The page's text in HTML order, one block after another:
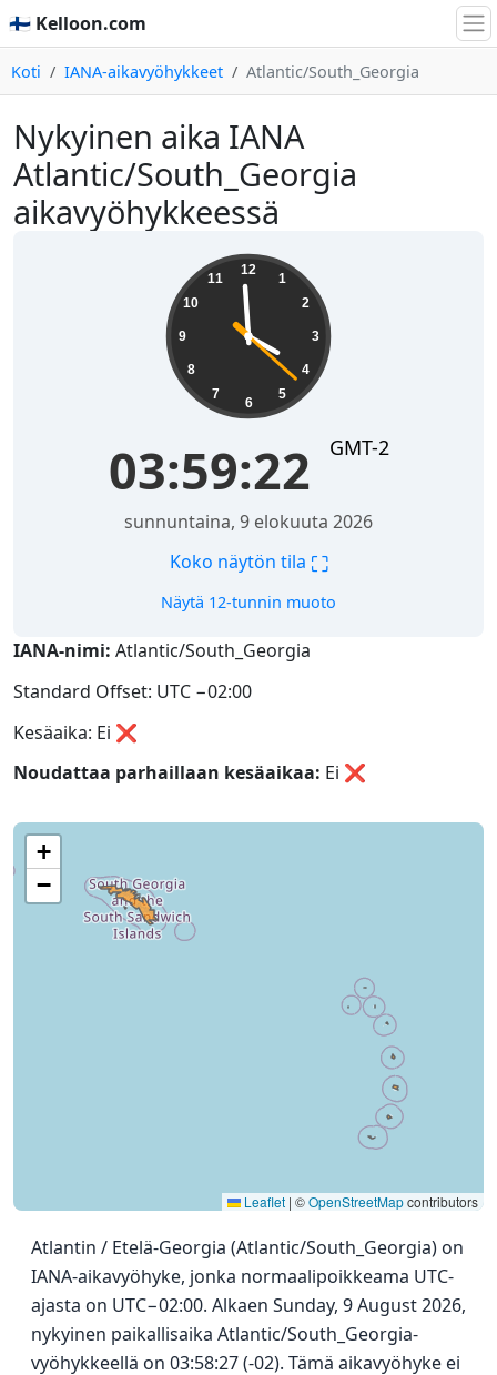
🇫🇮 Kelloon.com
Koti IANA-aikavyöhykkeet Atlantic/South_Georgia
Nykyinen aika IANA
Atlantic/South_Georgia
aikavyöhykkeessä
12
1
2
3
4
5
6
7
8
9
10
11
03:59:22 GMT-2
sunnuntaina, 9 elokuuta 2026
Koko näytön tila ⛶
Näytä 12-tunnin muoto
IANA-nimi: Atlantic/South_Georgia
Standard Offset: UTC −02:00
Kesäaika: Ei ❌
Noudattaa parhaillaan kesäaikaa: Ei ❌
+
−
Leaflet | ©OpenStreetMapcontributors
Atlantin / Etelä-Georgia (Atlantic/South_Georgia) on
IANA-aikavyöhyke, jonka normaalipoikkeama UTC-
ajasta on UTC−02:00. Alkaen Sunday, 9 August 2026,
nykyinen paikallisaika Atlantic/South_Georgia-
vyöhykkeellä on 03:58:27 (-02). Tämä aikavyöhyke ei